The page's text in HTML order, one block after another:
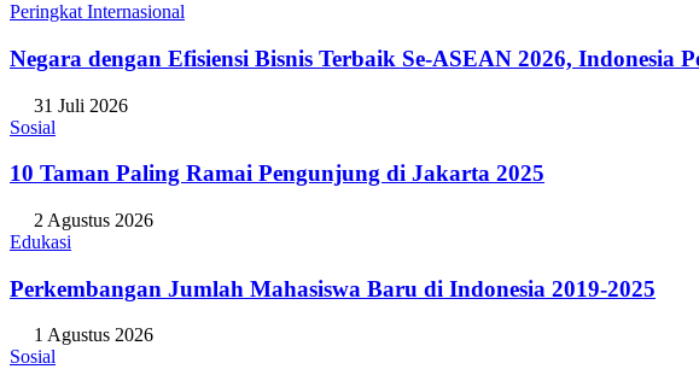
Peringkat Internasional
Negara dengan Efisiensi Bisnis Terbaik Se-ASEAN 2026, Indonesia
31 Juli 2026
Sosial
10 Taman Paling Ramai Pengunjung di Jakarta 2025
2 Agustus 2026
Edukasi
Perkembangan Jumlah Mahasiswa Baru di Indonesia 2019-2025
1 Agustus 2026
Sosial